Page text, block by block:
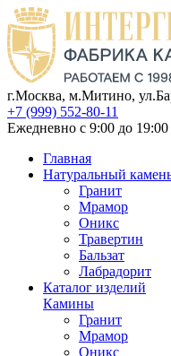
г.Москва, м.Митино,
+7 (999) 552-80-11
Ежедневно с 9:00 до 19:00
Главная
Натуральный
Гранит
Мрамор
Оникс
Травертин
Бальзат
Лабрадорит
Каталог изделий
Камины
Гранит
Мрамор
Оникс